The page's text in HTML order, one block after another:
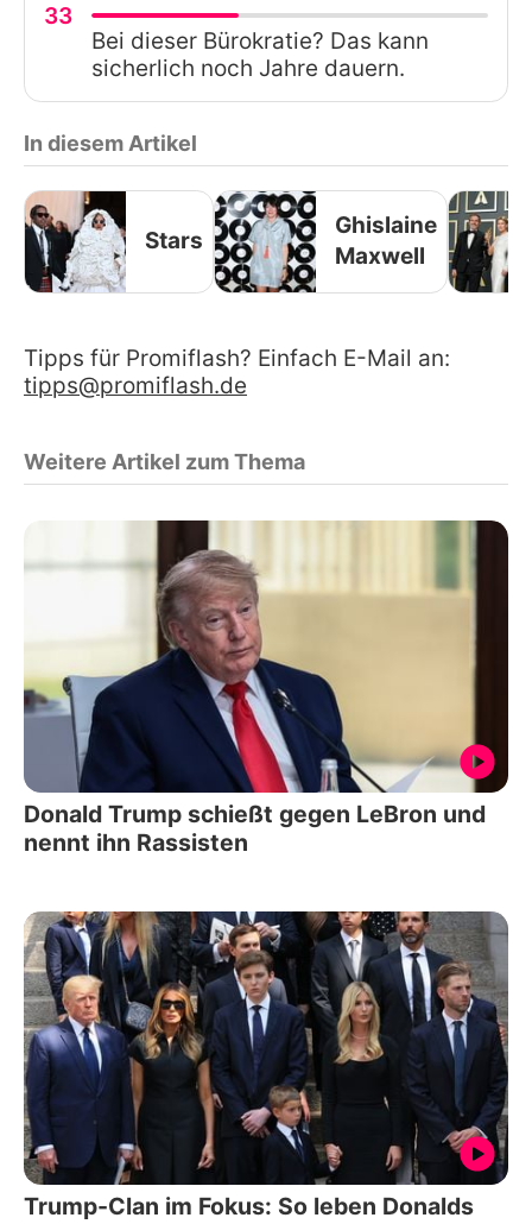
33
Bei dieser Bürokratie? Das kann
sicherlich noch Jahre dauern.
In diesem Artikel
Stars
Ghislaine
Maxwell
Tipps für Promiflash? Einfach E-Mail an:
tipps@promiflash.de
Weitere Artikel zum Thema
Donald Trump schießt gegen LeBron und
nennt ihn Rassisten
Trump-Clan im Fokus: So leben Donalds